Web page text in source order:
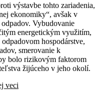
výstavbe tohto zariadenia,
ekonomiky“, avšak v
Vybudovanie
energetickým využitím,
hospodárstve,
smerovanie k
bolo rizikovým faktorom
žijúceho v jeho okolí.
veci